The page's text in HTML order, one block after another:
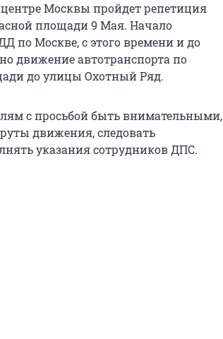
центре Москвы пройдет репетиция
площади 9 Мая. Начало
по Москве, с этого времени и до
движение автотранспорта по
до улицы Охотный Ряд.
с просьбой быть внимательными,
движения, следовать
указания сотрудников ДПС.